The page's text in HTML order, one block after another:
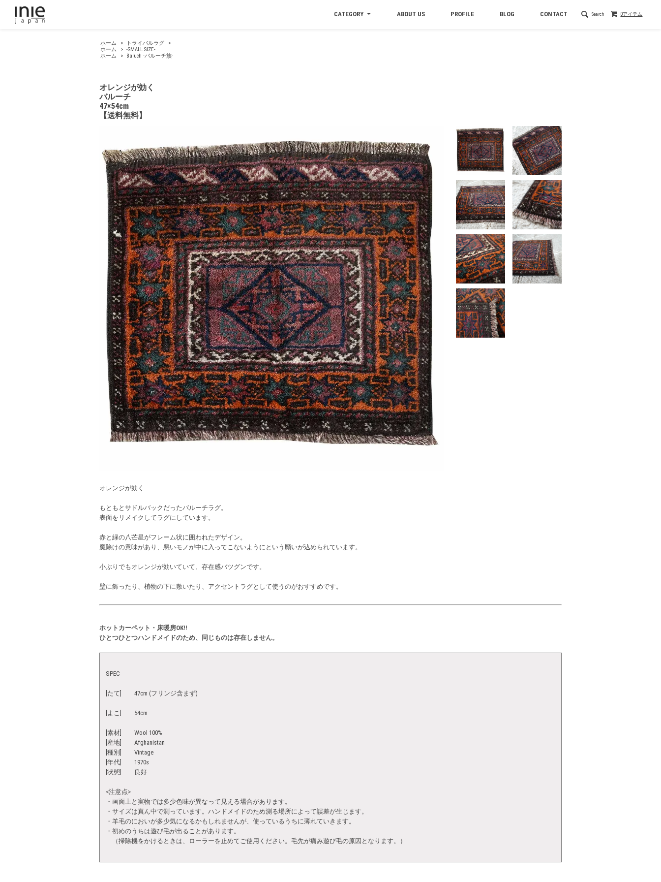
0アイテム
Search
CATEGORY ABOUT US PROFILE BLOG CONTACT
ホーム > トライバルラグ
>
ホーム
> -SMALL SIZE-
ホーム
> Baluch -バルーチ族-
オレンジが効く
バルーチ
47×54cm
【送料無料】
オレンジが効く
もともとサドルバックだったバルーチラグ。
表面をリメイクしてラグにしています。
赤と緑の八芒星がフレーム状に囲われたデザイン。
魔除けの意味があり、悪いモノが中に入ってこないようにという願いが込められています。
小ぶりでもオレンジが効いていて、存在感バツグンです。
壁に飾ったり、植物の下に敷いたり、アクセントラグとして使うのがおすすめです。
ホットカーペット・床暖房OK!!
ひとつひとつハンドメイドのため、同じものは存在しません。
SPEC
[たて] 47cm (フリンジ含まず)
[よこ] 54cm
[素材] Wool 100%
[産地] Afghanistan
[種別] Vintage
[年代] 1970s
[状態] 良好
<注意点>
・画面上と実物では多少色味が異なって見える場合があります。
・サイズは真ん中で測っています。ハンドメイドのため測る場所によって誤差が生じます。
・羊毛のにおいが多少気になるかもしれませんが、使っているうちに薄れていきます。
・初めのうちは遊び毛が出ることがあります。
（掃除機をかけるときは、ローラーを止めてご使用ください。毛先が痛み遊び毛の原因となります。）